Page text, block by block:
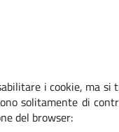
i cookie, ma
solitamente di
del browser: